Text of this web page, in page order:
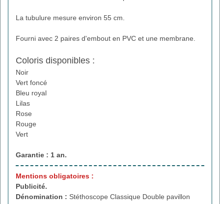
La tubulure mesure environ 55 cm.
Fourni avec 2 paires d'embout en PVC et une membrane.
Coloris disponibles :
Noir
Vert foncé
Bleu royal
Lilas
Rose
Rouge
Vert
Garantie : 1 an.
Mentions obligatoires :
Publicité.
Dénomination : Stéthoscope Classique Double pavillon